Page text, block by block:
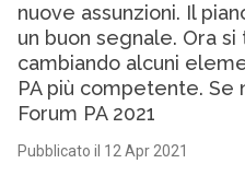
nuove assunzioni. Il
un buon segnale. Ora
cambiando alcuni
PA più competente. Se
Forum PA 2021
Pubblicato il 12 Apr 2021